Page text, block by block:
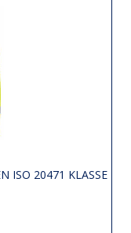
ISO 20471 KLASSE